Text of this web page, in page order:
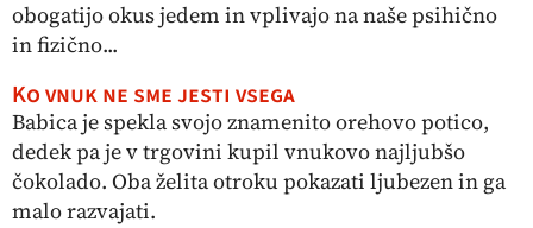
obogatijo okus jedem in vplivajo na naše psihično
in fizično...
Ko vnuk ne sme jesti vsega
Babica je spekla svojo znamenito orehovo potico,
dedek pa je v trgovini kupil vnukovo najljubšo
čokolado. Oba želita otroku pokazati ljubezen in ga
malo razvajati.